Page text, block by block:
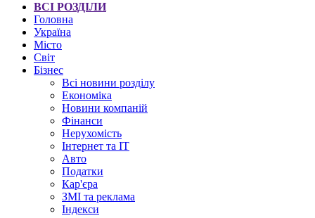
ВСІ РОЗДІЛИ
Головна
Україна
Місто
Світ
Бізнес
Всі новини розділу
Економіка
Новини компаній
Фінанси
Нерухомість
Інтернет та IT
Авто
Податки
Кар'єра
ЗМІ та реклама
Індекси